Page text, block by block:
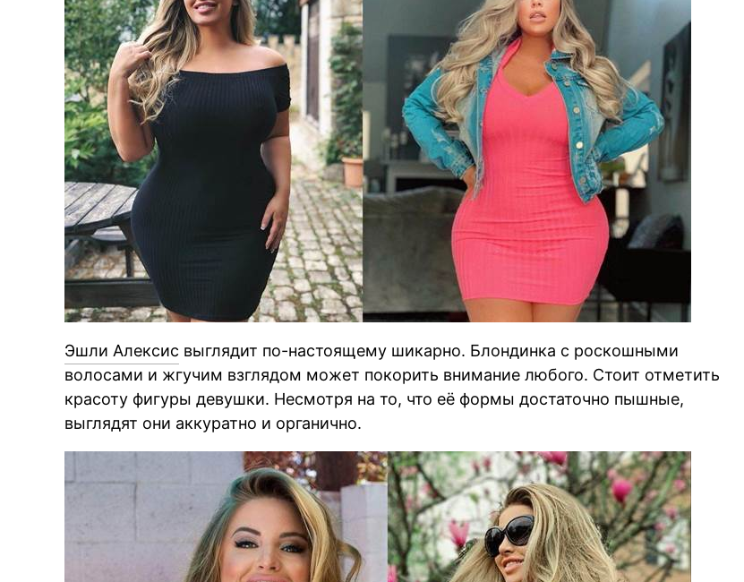
Эшли Алексис выглядит по-настоящему шикарно. Блондинка с роскошными
волосами и жгучим взглядом может покорить внимание любого. Стоит отметить
красоту фигуры девушки. Несмотря на то, что её формы достаточно пышные,
выглядят они аккуратно и органично.